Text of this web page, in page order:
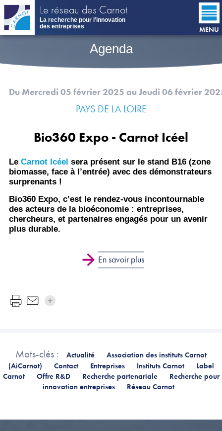
Aller
contenu
principal
Le réseau des Carnot
La recherche pour l’innovation
des entreprises
MENU
Agenda
Du Mercredi 05 février 2025 au Jeudi 06 février
PAYS DE LA LOIRE
Bio360 Expo - Carnot Icéel
Le Carnot Icéel sera présent sur le stand B16 (zone
biomasse, face à l’entrée) avec des démonstrateurs
surprenants !
Bio360 Expo, c’est le rendez-vous incontournable
des acteurs de la bioéconomie : entreprises,
chercheurs, et partenaires engagés pour un avenir
plus durable.
En savoir plus
Mots-clés : Actualité
Association des instituts Carnot
(AiCarnot)
Contact Entreprises Instituts Carnot
Label
Carnot
Offre R&D Recherche partenariale
Recherche pour
innovation entreprises
Réseau Carnot